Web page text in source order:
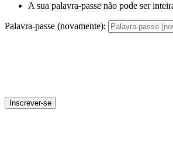
A sua palavra-passe não pode ser
Palavra-passe (novamente):
Inscrever-se